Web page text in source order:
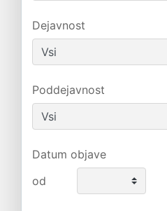
Dejavnost
Poddejavnost
Datum objave
od